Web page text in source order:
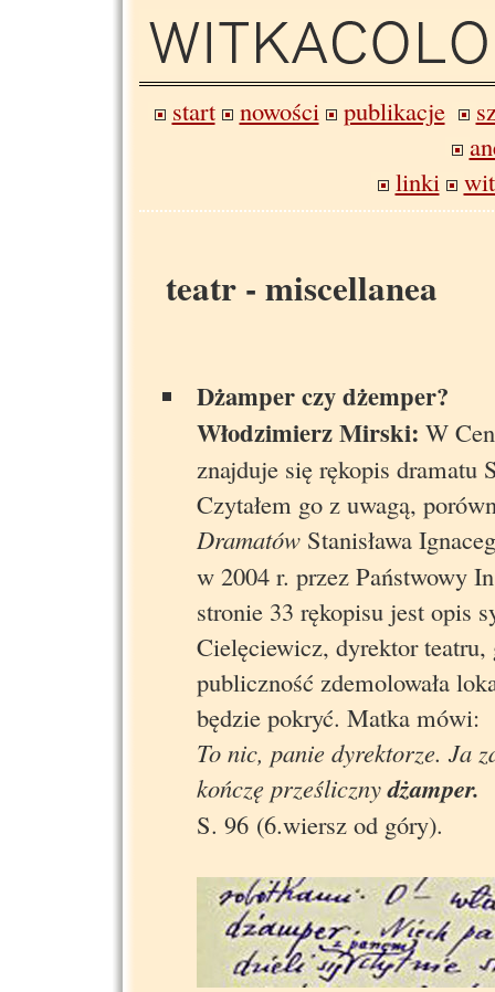
start nowości publikacje
linki
teatr - miscellanea
Dżamper czy dżemper?
Włodzimierz Mirski: W
znajduje się rękopis dramatu
Czytałem go z uwagą,
Dramatów Stanisława
w 2004 r. przez Państwowy
stronie 33 rękopisu jest opis
Cielęciewicz, dyrektor
publiczność zdemolowała
będzie pokryć. Matka mówi:
To nic, panie dyrektorze. Ja
kończę prześlicznydżamper.
S. 96 (6.wiersz od góry).